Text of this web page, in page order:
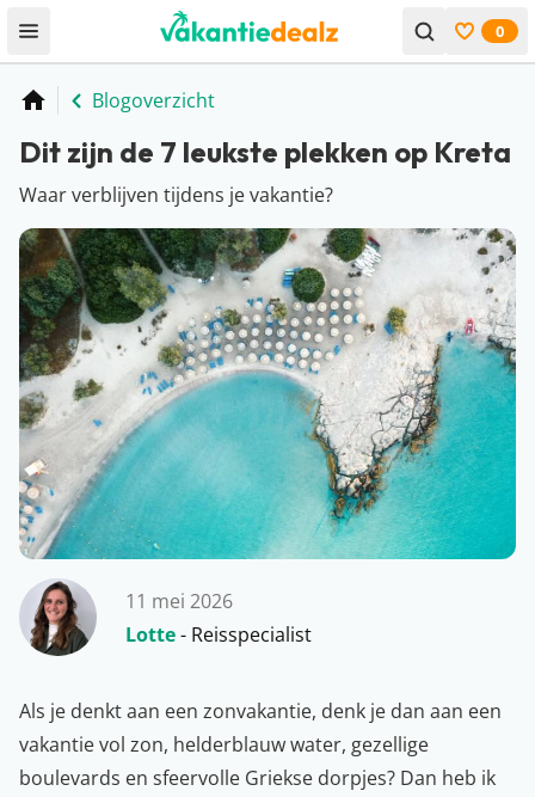
Open menu Bekijk
0
Home
Blogoverzicht
Dit zijn de 7 leukste plekken op Kreta
Waar verblijven tijdens je vakantie?
11 mei 2026
Lotte- Reisspecialist
Als je denkt aan een zonvakantie, denk je dan aan een
vakantie vol zon, helderblauw water, gezellige
boulevards en sfeervolle Griekse dorpjes? Dan heb ik